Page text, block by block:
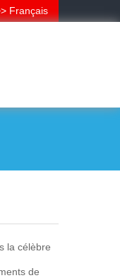
Français
la célèbre
de